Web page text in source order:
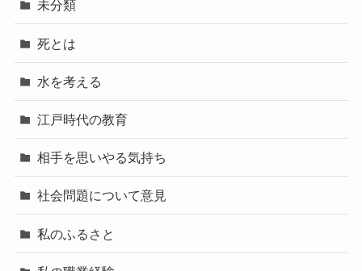
未分類
死とは
水を考える
江戸時代の教育
相手を思いやる気持ち
社会問題について意見
私のふるさと